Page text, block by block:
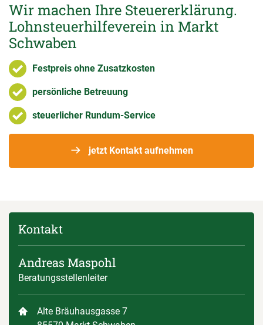
Wir machen Ihre Steuererklärung.
Lohnsteuerhilfeverein in Markt
Schwaben
Festpreis ohne Zusatzkosten
persönliche Betreuung
steuerlicher Rundum-Service
jetzt Kontakt aufnehmen
Kontakt
Andreas Maspohl
Beratungsstellenleiter
Alte Bräuhausgasse 7